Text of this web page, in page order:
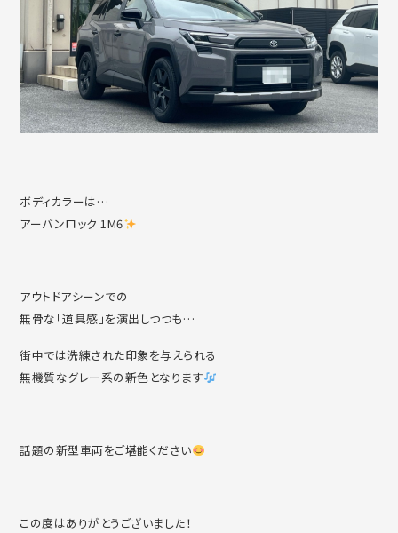
ボディカラーは…
アーバンロック 1M6
アウトドアシーンでの
無骨な「道具感」を演出しつつも…
街中では洗練された印象を与えられる
無機質なグレー系の新色となります
話題の新型車両をご堪能ください
この度はありがとうございました！